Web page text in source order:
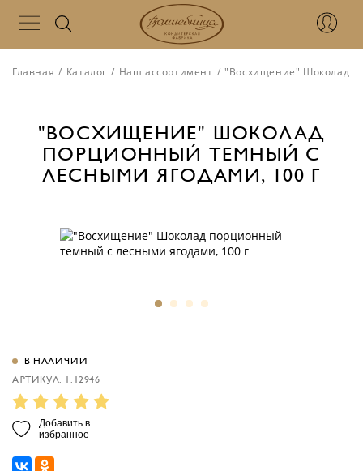
Главная / Каталог / Наш ассортимент / "Восхищение" Шоколад
"ВОСХИЩЕНИЕ" ШОКОЛАД
ПОРЦИОННЫЙ ТЕМНЫЙ С
ЛЕСНЫМИ ЯГОДАМИ, 100 Г
В НАЛИЧИИ
АРТИКУЛ: 1.12946
Добавить в
избранное